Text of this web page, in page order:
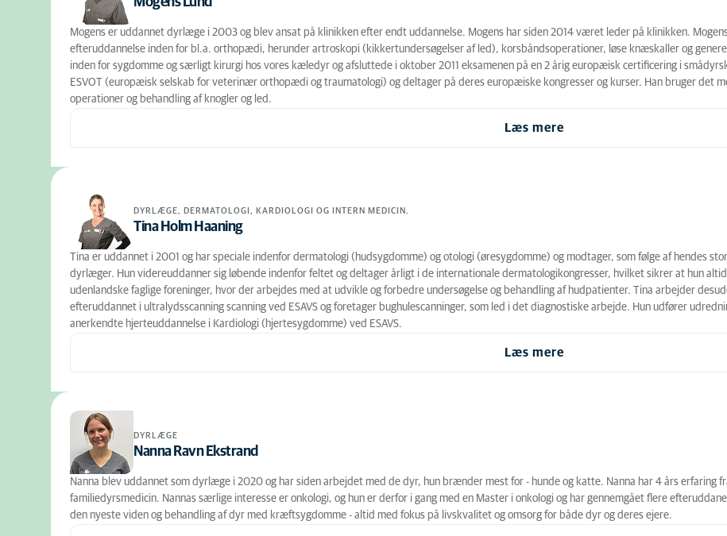
Mogens er uddannet dyrlæge i 2003 og blev ansat på klinikken efter endt uddannelse. Mogens har siden 2014 været leder på klinikken.
efteruddannelse inden for bl.a. orthopædi, herunder artroskopi (kikkertundersøgelser af led), korsbåndsoperationer, løse knæskaller og
inden for sygdomme og særligt kirurgi hos vores kæledyr og afsluttede i oktober 2011 eksamenen på en 2 årig europæisk certificering i
ESVOT (europæisk selskab for veterinær orthopædi og traumatologi) og deltager på deres europæiske kongresser og kurser. Han bruger det
operationer og behandling af knogler og led.
Læs mere
DYRLÆGE, DERMATOLOGI, KARDIOLOGI OG INTERN MEDICIN.
Tina Holm Haaning
Tina er uddannet i 2001 og har speciale indenfor dermatologi (hudsygdomme) og otologi (øresygdomme) og modtager, som følge af hendes
dyrlæger. Hun videreuddanner sig løbende indenfor feltet og deltager årligt i de internationale dermatologikongresser, hvilket sikrer at hun
udenlandske faglige foreninger, hvor der arbejdes med at udvikle og forbedre undersøgelse og behandling af hudpatienter. Tina arbejder
efteruddannet i ultralydsscanning scanning ved ESAVS og foretager bughulescanninger, som led i det diagnostiske arbejde. Hun udfører
anerkendte hjerteuddannelse i Kardiologi (hjertesygdomme) ved ESAVS.
Læs mere
DYRLÆGE
Nanna Ravn Ekstrand
Nanna blev uddannet som dyrlæge i 2020 og har siden arbejdet med de dyr, hun brænder mest for - hunde og katte. Nanna har 4 års erfaring
familiedyrsmedicin. Nannas særlige interesse er onkologi, og hun er derfor i gang med en Master i onkologi og har gennemgået flere
den nyeste viden og behandling af dyr med kræftsygdomme - altid med fokus på livskvalitet og omsorg for både dyr og deres ejere.